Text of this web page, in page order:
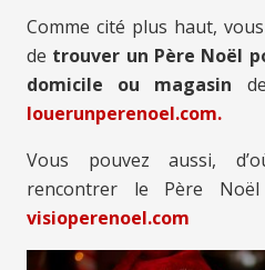
Comme cité plus haut,
de trouver un Père Noël
domicile ou magasin
louerunperenoel.com.
Vous pouvez aussi,
rencontrer le Père
visioperenoel.com